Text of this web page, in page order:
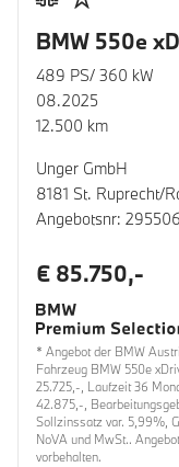
BMW 550e
489 PS/ 360 kW
08.2025
12.500 km
Unger GmbH
8181 St. Ruprecht/
Angebotsnr:
€ 85.750,-
* Angebot der BMW
Fahrzeug BMW 550e
25.725,-, Laufzeit 36
42.875,-,
Sollzinssatz var. 5,99%,
NoVA und MwSt..
vorbehalten.